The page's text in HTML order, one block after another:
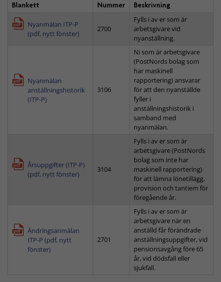
Blankett Nummer Beskrivning
Nyanmälan ITP-P
(pdf, nytt fönster)
2700
Fylls i av er som är
arbetsgivare vid
nyanställning.
Nyanmälan
anställningshistorik
(ITP-P)
3106
Ni som är arbetsgivare
(PostNords bolag som
har maskinell
rapportering) ansvarar
för att den nyanställde
fyller i
anställningshistorik i
samband med
nyanmälan.
Årsuppgifter (ITP-P)
(pdf, nytt fönster)
3104
Fylls i av er som är
arbetsgivare (PostNords
bolag som inte har
maskinell rapportering)
för att lämna lönetillägg,
provision och tantiem för
föregående år.
Ändringsanmälan
ITP-P (pdf, nytt
fönster)
2701
Fylls i av er som är
arbetsgivare när en
anställd får förändrade
anställningsuppgifter, vid
pensionsavgång före 65
år, vid dödsfall eller
sjukfall.